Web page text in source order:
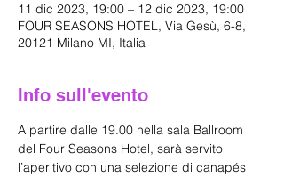
11 dic 2023, 19:00 – 12 dic 2023, 19:00
FOUR SEASONS HOTEL, Via Gesù, 6-8,
20121 Milano MI, Italia
Info sull'evento
A partire dalle 19.00 nella sala Ballroom
del Four Seasons Hotel, sarà servito
l’aperitivo con una selezione di canapés